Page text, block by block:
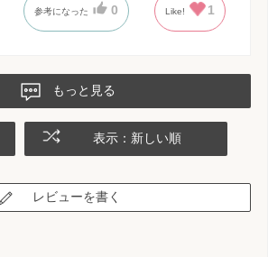
参考になった 0 Like! 1
もっと見る
表示：新しい順
レビューを書く